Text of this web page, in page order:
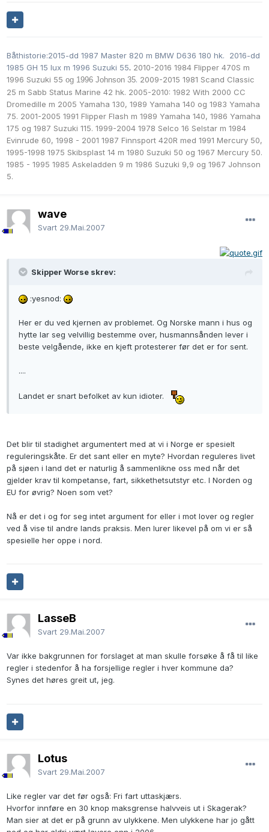
Båthistorie:2015-dd 1987 Master 820 m BMW D636 180 hk. 2016-dd
1985 GH 15 lux m 1996 Suzuki 55. 2010-2016 1984 Flipper 470S m
1996 Suzuki 55 og 1996 Johnson 35. 2009-2015 1981 Scand Classic
25 m Sabb Status Marine 42 hk. 2005-2010: 1982 With 2000 CC
Dromedille m 2005 Yamaha 130, 1989 Yamaha 140 og 1983 Yamaha
75. 2001-2005 1991 Flipper Flash m 1989 Yamaha 140, 1986 Yamaha
175 og 1987 Suzuki 115. 1999-2004 1978 Selco 16 Selstar m 1984
Evinrude 60, 1998 - 2001 1987 Finnsport 420R med 1991 Mercury 50,
1995-1998 1975 Skibsplast 14 m 1980 Suzuki 50 og 1967 Mercury 50.
1985 - 1995 1985 Askeladden 9 m 1986 Suzuki 9,9 og 1967 Johnson
5.
wave
Svart 29.Mai.2007
Skipper Worse skrev:
:yesnod:
Her er du ved kjernen av problemet. Og Norske mann i hus og
hytte lar seg velvillig bestemme over, husmannsånden lever i
beste velgående, ikke en kjeft protesterer før det er for sent.
....
Landet er snart befolket av kun idioter.
Det blir til stadighet argumentert med at vi i Norge er spesielt
reguleringskåte. Er det sant eller en myte? Hvordan reguleres livet
på sjøen i land det er naturlig å sammenlikne oss med når det
gjelder krav til kompetanse, fart, sikkethetsutstyr etc. I Norden og
EU for øvrig? Noen som vet?
Nå er det i og for seg intet argument for eller i mot lover og regler
ved å vise til andre lands praksis. Men lurer likevel på om vi er så
spesielle her oppe i nord.
LasseB
Svart 29.Mai.2007
Var ikke bakgrunnen for forslaget at man skulle forsøke å få til like
regler i stedenfor å ha forsjellige regler i hver kommune da?
Synes det høres greit ut, jeg.
Lotus
Svart 29.Mai.2007
Like regler var det før også: Fri fart uttaskjærs.
Hvorfor innføre en 30 knop maksgrense halvveis ut i Skagerak?
Man sier at det er på grunn av ulykkene. Men ulykkene har jo gått